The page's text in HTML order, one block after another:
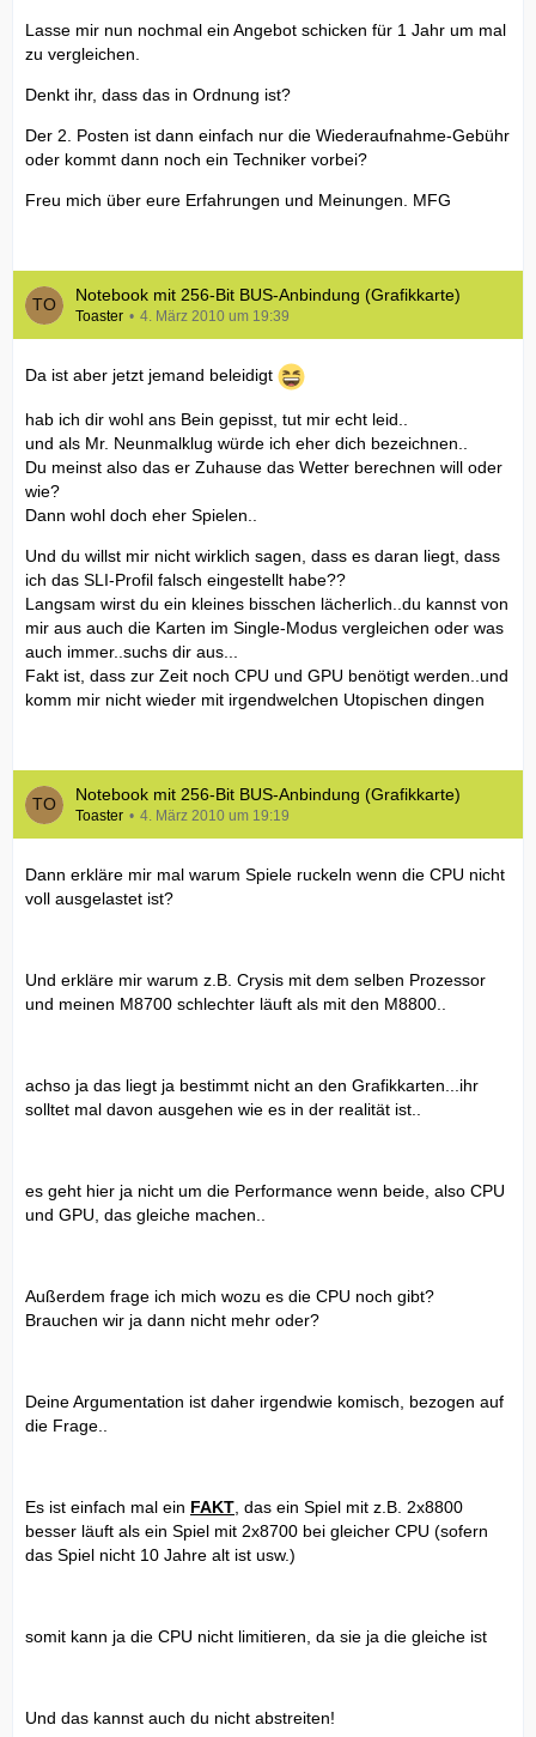
Lasse mir nun nochmal ein Angebot schicken für 1 Jahr um mal
zu vergleichen.
Denkt ihr, dass das in Ordnung ist?
Der 2. Posten ist dann einfach nur die Wiederaufnahme-Gebühr
oder kommt dann noch ein Techniker vorbei?
Freu mich über eure Erfahrungen und Meinungen. MFG
Notebook mit 256-Bit BUS-Anbindung (Grafikkarte)
Toaster 4. März 2010 um 19:39
Da ist aber jetzt jemand beleidigt
hab ich dir wohl ans Bein gepisst, tut mir echt leid..
und als Mr. Neunmalklug würde ich eher dich bezeichnen..
Du meinst also das er Zuhause das Wetter berechnen will oder
wie?
Dann wohl doch eher Spielen..
Und du willst mir nicht wirklich sagen, dass es daran liegt, dass
ich das SLI-Profil falsch eingestellt habe??
Langsam wirst du ein kleines bisschen lächerlich..du kannst von
mir aus auch die Karten im Single-Modus vergleichen oder was
auch immer..suchs dir aus...
Fakt ist, dass zur Zeit noch CPU und GPU benötigt werden..und
komm mir nicht wieder mit irgendwelchen Utopischen dingen
Notebook mit 256-Bit BUS-Anbindung (Grafikkarte)
Toaster 4. März 2010 um 19:19
Dann erkläre mir mal warum Spiele ruckeln wenn die CPU nicht
voll ausgelastet ist?
Und erkläre mir warum z.B. Crysis mit dem selben Prozessor
und meinen M8700 schlechter läuft als mit den M8800..
achso ja das liegt ja bestimmt nicht an den Grafikkarten...ihr
solltet mal davon ausgehen wie es in der realität ist..
es geht hier ja nicht um die Performance wenn beide, also CPU
und GPU, das gleiche machen..
Außerdem frage ich mich wozu es die CPU noch gibt?
Brauchen wir ja dann nicht mehr oder?
Deine Argumentation ist daher irgendwie komisch, bezogen auf
die Frage..
Es ist einfach mal ein FAKT , das ein Spiel mit z.B. 2x8800
besser läuft als ein Spiel mit 2x8700 bei gleicher CPU (sofern
das Spiel nicht 10 Jahre alt ist usw.)
somit kann ja die CPU nicht limitieren, da sie ja die gleiche ist
Und das kannst auch du nicht abstreiten!